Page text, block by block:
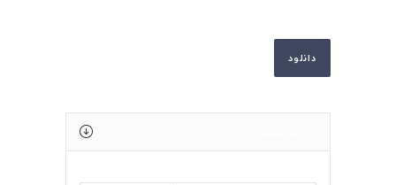
دانلود